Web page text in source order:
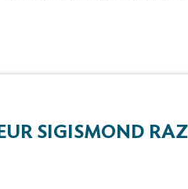
SIGISMOND